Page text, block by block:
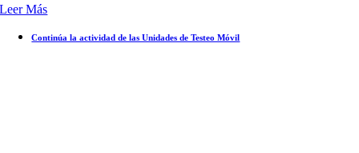
Leer Más
Continúa la actividad de las Unidades de Testeo Móvil